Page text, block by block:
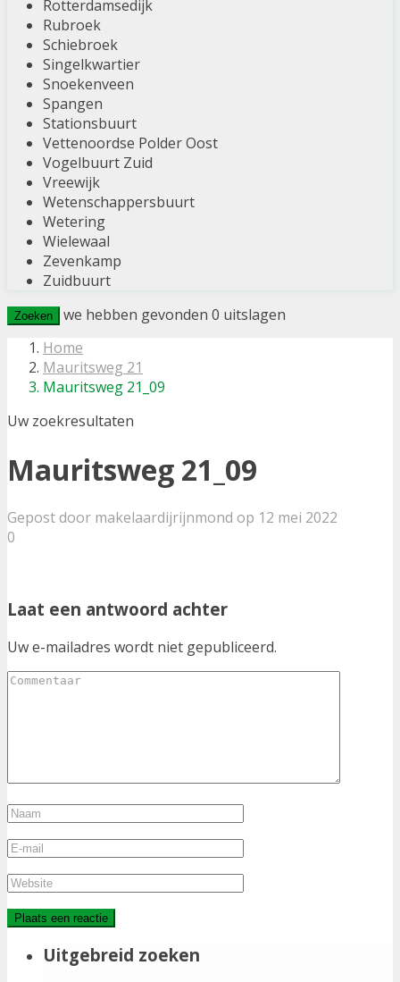
Rotterdamsedijk
Rubroek
Schiebroek
Singelkwartier
Snoekenveen
Spangen
Stationsbuurt
Vettenoordse Polder Oost
Vogelbuurt Zuid
Vreewijk
Wetenschappersbuurt
Wetering
Wielewaal
Zevenkamp
Zuidbuurt
Zoeken we hebben gevonden 0 uitslagen
Home
Mauritsweg 21
Mauritsweg 21_09
Uw zoekresultaten
Mauritsweg 21_09
Gepost door makelaardijrijnmond op 12 mei 2022
0
Laat een antwoord achter
Uw e-mailadres wordt niet gepubliceerd.
Uitgebreid zoeken